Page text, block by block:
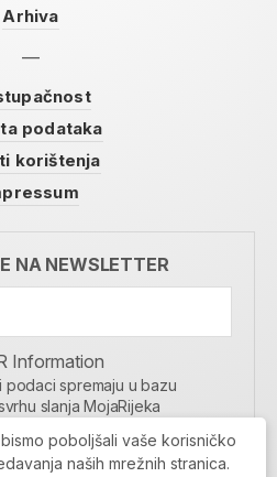
Arhiva
podataka
korištenja
NA NEWSLETTER
Information
podaci spremaju u bazu
slanja MojaRijeka
NEWSLETTER
poboljšali vaše korisničko
naših mrežnih stranica.